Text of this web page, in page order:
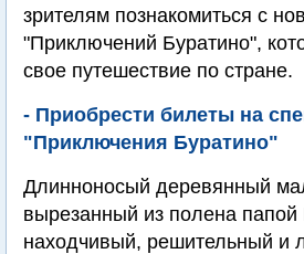
зрителям познакомиться с
"Приключений Буратино",
свое путешествие по стране.
- Приобрести билеты на
"Приключения Буратино"
Длинноносый деревянный
вырезанный из полена
находчивый, решительный и